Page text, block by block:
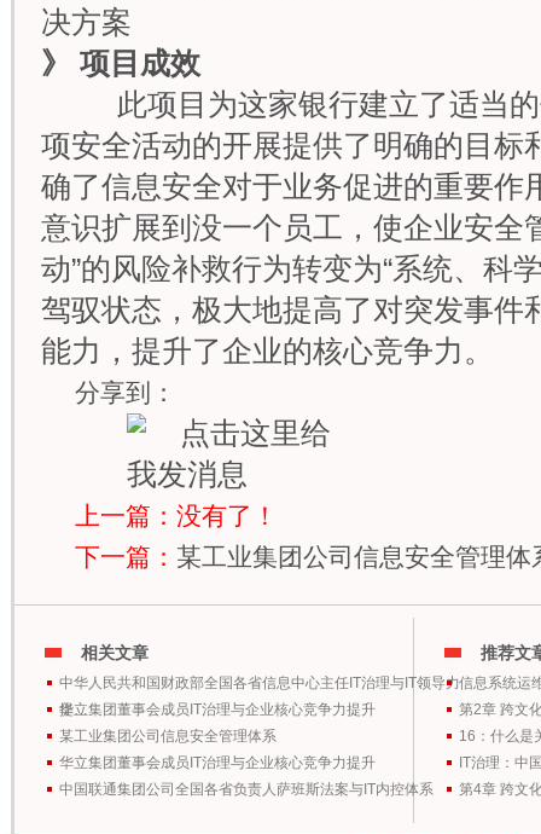
决方案
》 项目成效
此项目为这家银行建立了适当
项安全活动的开展提供了明确的目标
确了信息安全对于业务促进的重要作
意识扩展到没一个员工，使企业安全
动”的风险补救行为转变为“系统、科
驾驭状态，极大地提高了对突发事件
能力，提升了企业的核心竞争力。
分享到：
上一篇：没有了！
下一篇： 某工业集团公司信息安全管理体
相关文章
中华人民共和国财政部全国各省信息中心主任IT治理与IT领导力
提…
华立集团董事会成员IT治理与企业核心竞争力提升
某工业集团公司信息安全管理体系
华立集团董事会成员IT治理与企业核心竞争力提升
中国联通集团公司全国各省负责人萨班斯法案与IT内控体系
推荐文
信息系统运
第2章 跨文
16：什么是
IT治理：中
第4章 跨文